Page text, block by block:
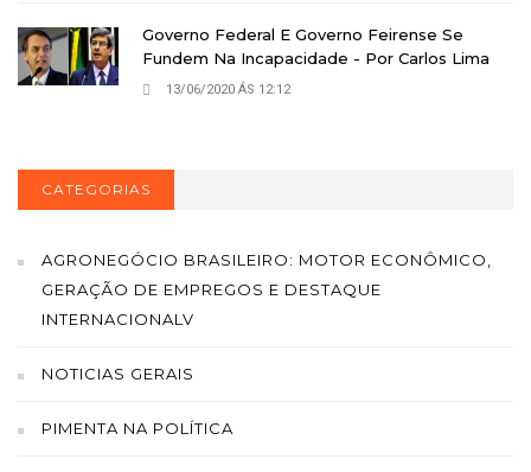
Governo Federal E Governo Feirense Se
Fundem Na Incapacidade - Por Carlos Lima
13/06/2020 ÁS 12:12
CATEGORIAS
AGRONEGÓCIO BRASILEIRO: MOTOR ECONÔMICO,
GERAÇÃO DE EMPREGOS E DESTAQUE
INTERNACIONALV
NOTICIAS GERAIS
PIMENTA NA POLÍTICA